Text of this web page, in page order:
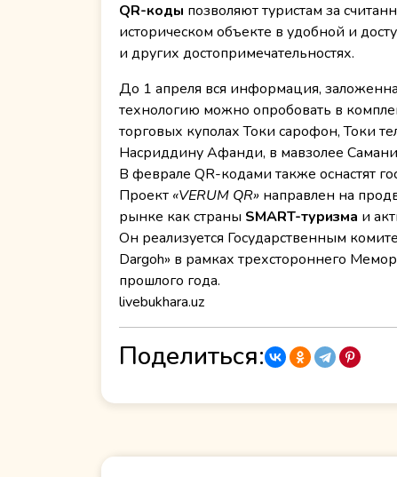
QR-коды позволяют туристам за
историческом объекте в удобной и
и других достопримечательностях.
До 1 апреля вся информация,
технологию можно опробовать в
торговых куполах Токи сарофон, Токи
Насриддину Афанди, в мавзолее
В феврале QR-кодами также оснастят
Проект «VERUM QR» направлен на
рынке как страны SMART-туризма и
Он реализуется Государственным
Dargoh» в рамках трехстороннего
прошлого года.
livebukhara.uz
Поделиться: